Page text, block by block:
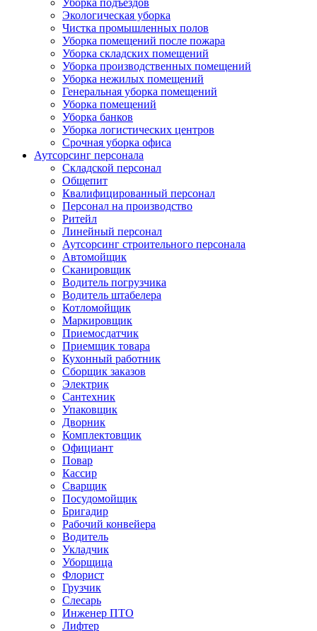
Уборка подъездов
Экологическая уборка
Чистка промышленных полов
Уборка помещений после пожара
Уборка складских помещений
Уборка производственных помещений
Уборка нежилых помещений
Генеральная уборка помещений
Уборка помещений
Уборка банков
Уборка логистических центров
Срочная уборка офиса
Аутсорсинг персонала
Складской персонал
Общепит
Квалифицированный персонал
Персонал на производство
Ритейл
Линейный персонал
Аутсорсинг строительного персонала
Автомойщик
Сканировщик
Водитель погрузчика
Водитель штабелера
Котломойщик
Маркировщик
Приемосдатчик
Приемщик товара
Кухонный работник
Сборщик заказов
Электрик
Сантехник
Упаковщик
Дворник
Комплектовщик
Официант
Повар
Кассир
Сварщик
Посудомойщик
Бригадир
Рабочий конвейера
Водитель
Укладчик
Уборщица
Флорист
Грузчик
Слесарь
Инженер ПТО
Лифтер